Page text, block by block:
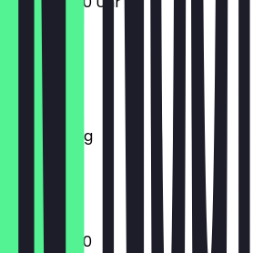
Montag
Dienstag
Mittwoch
Donnerstag
Freitag
Samstag
Sonntag
10:00 - 18:00